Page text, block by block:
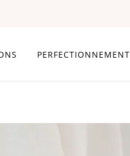
PERFECTIONNEMENT